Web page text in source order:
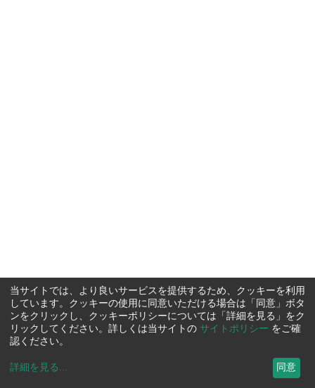
当サイトでは、より良いサービスを提供するため、クッキーを利用
しています。クッキーの使用に同意いただける場合は「同意」ボタ
ンをクリックし、クッキーポリシーについては「詳細を見る」をク
リックしてください。詳しくは当サイトの サイトポリシー をご確
認ください。
詳細を見る ... 同意